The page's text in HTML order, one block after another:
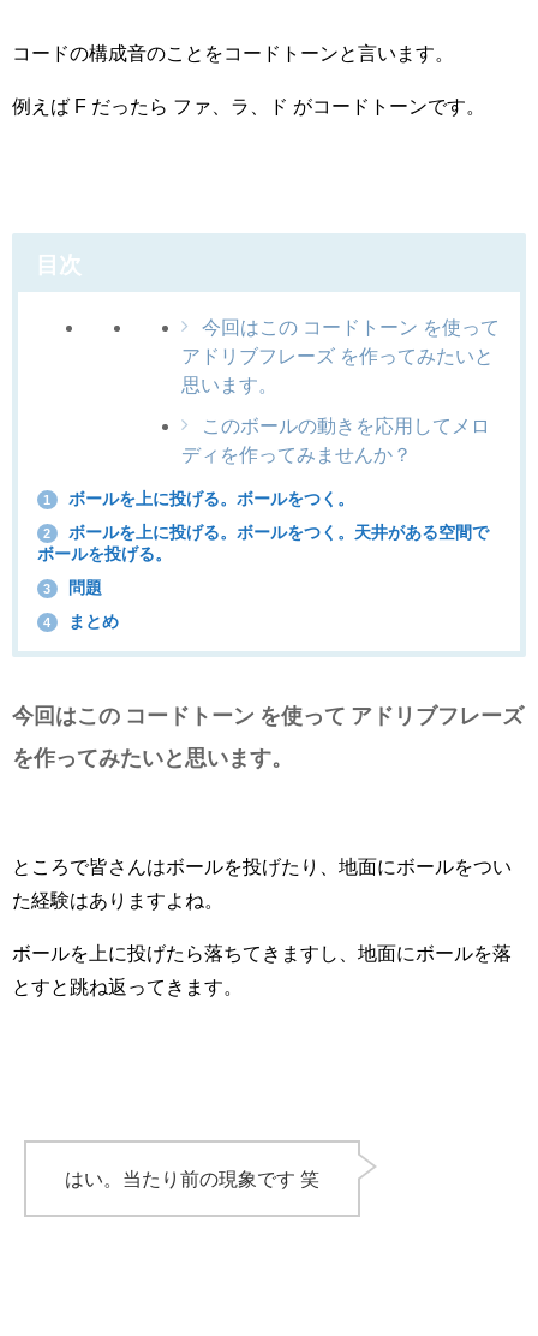
コードの構成音のことをコードトーンと言います。
例えば F だったら ファ、ラ、ド がコードトーンです。
目次
今回はこの コードトーン を使って
アドリブフレーズ を作ってみたいと
思います。
このボールの動きを応用してメロ
ディを作ってみませんか？
1 ボールを上に投げる。ボールをつく。
2
ボールを上に投げる。ボールをつく。天井がある空間で
ボールを投げる。
3 問題
4 まとめ
今回はこの コードトーン を使って アドリブフレーズ
を作ってみたいと思います。
ところで皆さんはボールを投げたり、地面にボールをつい
た経験はありますよね。
ボールを上に投げたら落ちてきますし、地面にボールを落
とすと跳ね返ってきます。
はい。当たり前の現象です 笑